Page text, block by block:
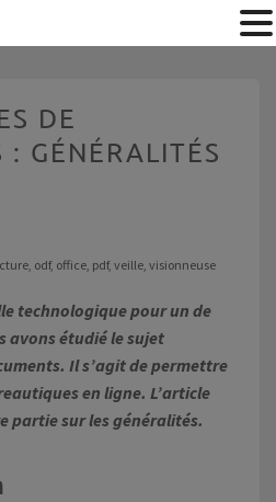
DE
: GÉNÉRALITÉS
, odf, office, pdf, veille, visionneuse
technologique pour un de
avons étudié le sujet
Il s’agit de permettre
en ligne. L’article
partie sur les généralités.